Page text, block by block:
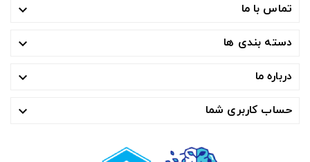
تماس با ما 
دسته بندی ها 
درباره ما 
حساب کاربری شما 